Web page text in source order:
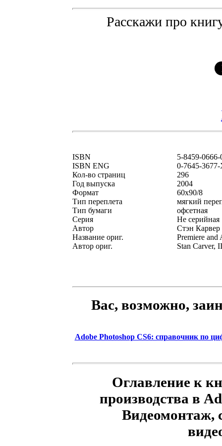
Расскажи про
ISBN
5-8459-0666-
ISBN ENG
0-7645-
Кол-во страниц
296
Год выпуска
2004
Формат
60x90/8
Тип переплета
мягкий
Тип бумаги
офсетная
Серия
Не серийная
Автор
Стэн Карвер
Название ориг.
Premiere and
Автор ориг.
Stan Carver, II
Вас, возможно,
Adobe Photoshop CS6: справочник по
Оглавление к
производства в
Видеомонтаж,